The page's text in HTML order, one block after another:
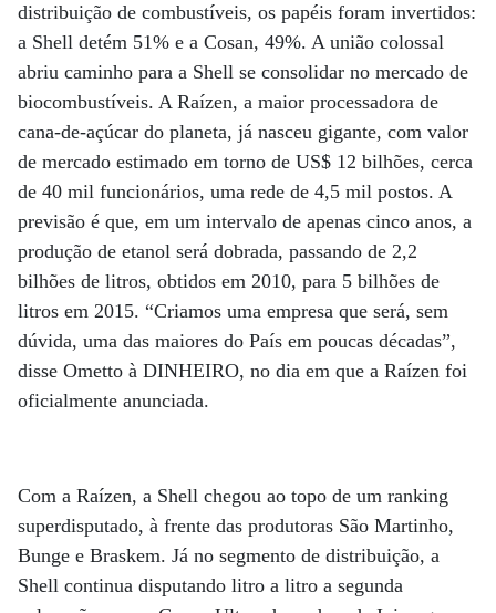
distribuição de combustíveis, os papéis foram invertidos:
a Shell detém 51% e a Cosan, 49%. A união colossal
abriu caminho para a Shell se consolidar no mercado de
biocombustíveis. A Raízen, a maior processadora de
cana-de-açúcar do planeta, já nasceu gigante, com valor
de mercado estimado em torno de US$ 12 bilhões, cerca
de 40 mil funcionários, uma rede de 4,5 mil postos. A
previsão é que, em um intervalo de apenas cinco anos, a
produção de etanol será dobrada, passando de 2,2
bilhões de litros, obtidos em 2010, para 5 bilhões de
litros em 2015. “Criamos uma empresa que será, sem
dúvida, uma das maiores do País em poucas décadas”,
disse Ometto à DINHEIRO, no dia em que a Raízen foi
oficialmente anunciada.
Com a Raízen, a Shell chegou ao topo de um ranking
superdisputado, à frente das produtoras São Martinho,
Bunge e Braskem. Já no segmento de distribuição, a
Shell continua disputando litro a litro a segunda